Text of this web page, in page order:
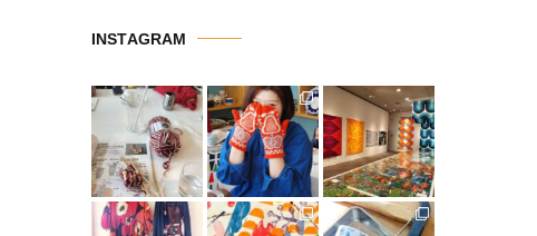
ー
INSTAGRAM